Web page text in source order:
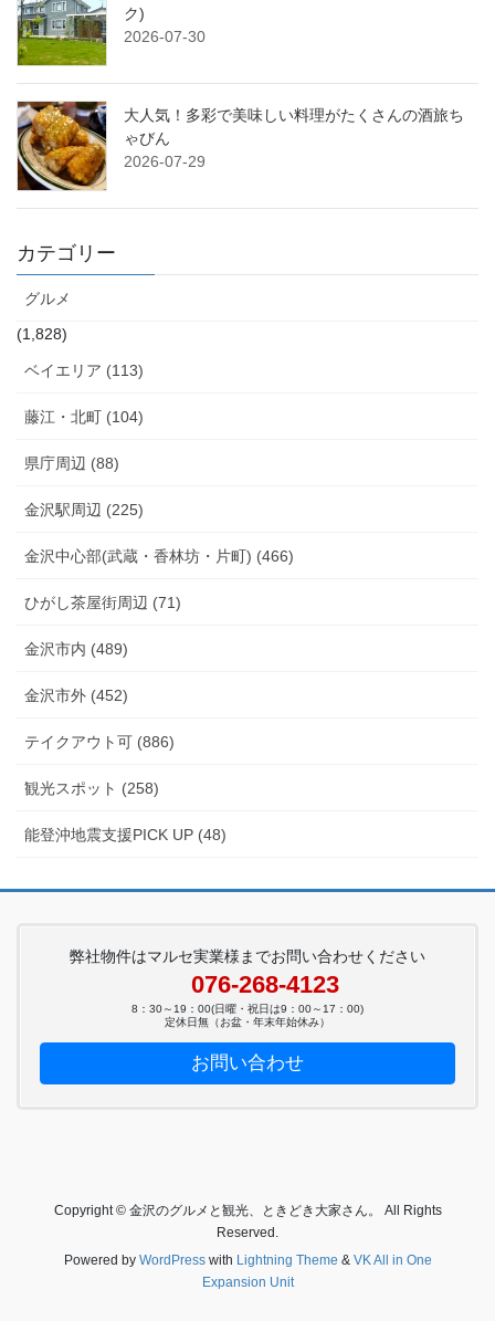
ク)
2026-07-30
大人気！多彩で美味しい料理がたくさんの酒旅ち
ゃびん
2026-07-29
カテゴリー
グルメ
(1,828)
ベイエリア (113)
藤江・北町 (104)
県庁周辺 (88)
金沢駅周辺 (225)
金沢中心部(武蔵・香林坊・片町) (466)
ひがし茶屋街周辺 (71)
金沢市内 (489)
金沢市外 (452)
テイクアウト可 (886)
観光スポット (258)
能登沖地震支援PICK UP (48)
弊社物件はマルセ実業様までお問い合わせください
076-268-4123
8：30～19：00(日曜・祝日は9：00～17：00)
定休日無（お盆・年末年始休み）
お問い合わせ
Copyright © 金沢のグルメと観光、ときどき大家さん。 All Rights
Reserved.
Powered by WordPresswith Lightning Theme & VK All in One
Expansion Unit